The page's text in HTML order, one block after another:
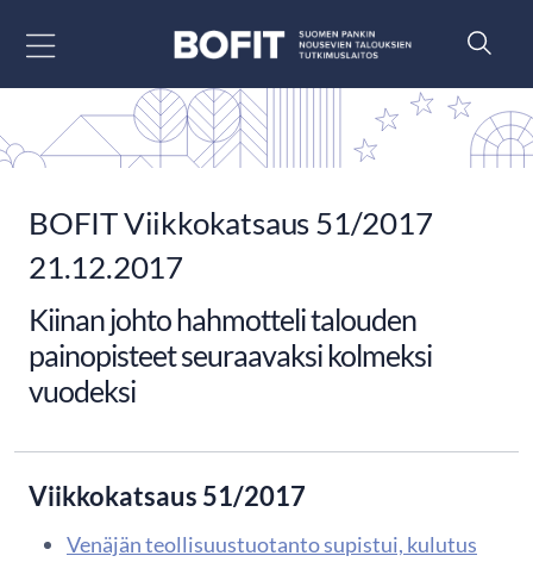
BOFIT Viikkokatsaus 51/2017
21.12.2017
Kiinan johto hahmotteli talouden
painopisteet seuraavaksi kolmeksi
vuodeksi
Viikkokatsaus 51/2017
Venäjän teollisuustuotanto supistui, kulutus